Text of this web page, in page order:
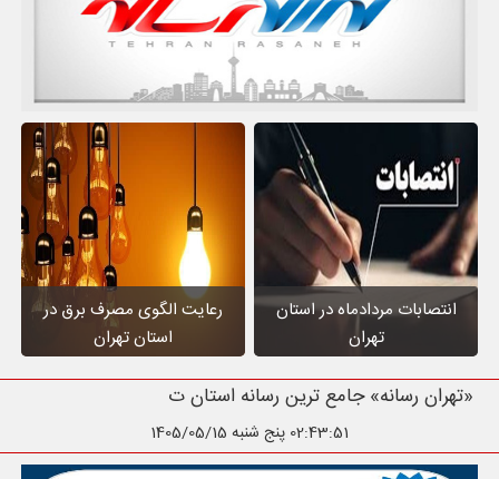
انتصابات مردادماه در استان
تهران
رعایت الگوی مصرف برق در
استان تهران
«تهران رسانه» جامع ترین رسانه استان تهران
02:43:52 پنج شنبه 1405/05/15